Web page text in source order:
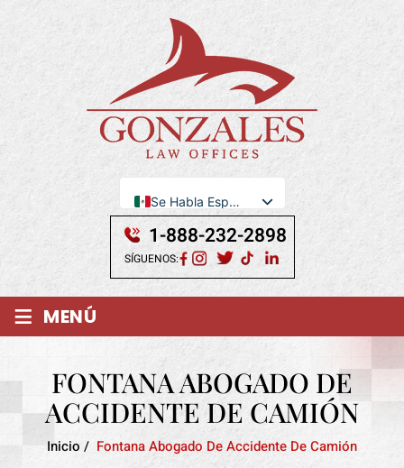
Se Habla Español
English
1-888-232-2898
SÍGUENOS:
≡ MENÚ
FONTANA ABOGADO DE
ACCIDENTE DE CAMIÓN
Inicio / Fontana Abogado De Accidente De Camión